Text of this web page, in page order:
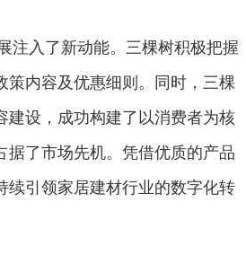
注入了新动能。三棵树积极把握
内容及优惠细则。同时，三棵
设，成功构建了以消费者为核
了市场先机。凭借优质的产品
引领家居建材行业的数字化转